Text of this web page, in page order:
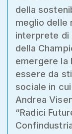
della
meglio delle
interprete di
della
emergere la
essere da
sociale in
Andrea
“Radici